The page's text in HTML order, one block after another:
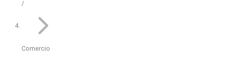
Comercio